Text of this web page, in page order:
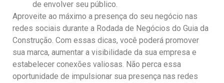
de envolver seu público.
Aproveite ao máximo a presença do seu negócio nas
redes sociais durante a Rodada de Negócios do Guia da
Construção. Com essas dicas, você poderá promover
sua marca, aumentar a visibilidade da sua empresa e
estabelecer conexões valiosas. Não perca essa
oportunidade de impulsionar sua presença nas redes